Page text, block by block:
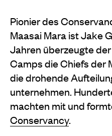
Pionier des
Maasai Mara ist Jake
Jahren überzeugte
Camps die Chiefs der
die drohende
unternehmen.
machten mit und
Conservancy.